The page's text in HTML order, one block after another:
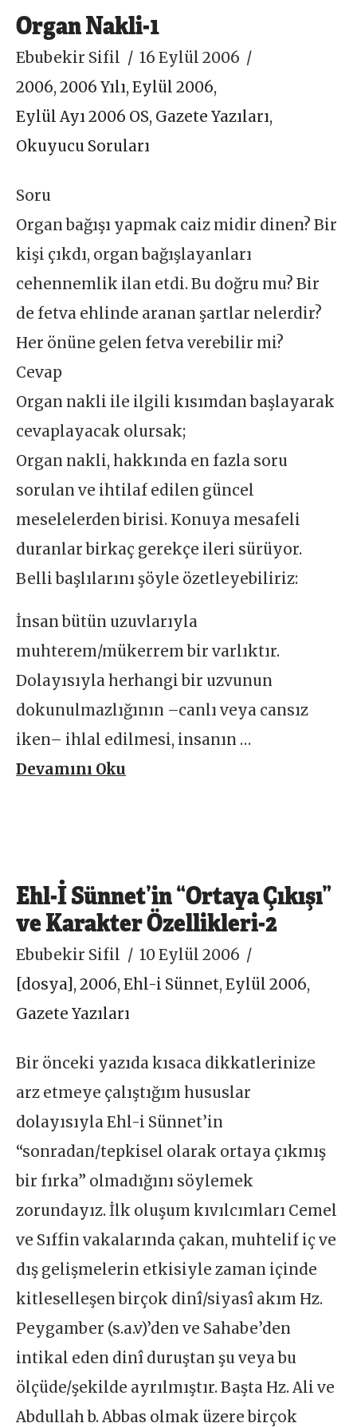
Organ Nakli-1
Ebubekir Sifil
16 Eylül 2006
2006,2006 Yılı,Eylül 2006,
Eylül Ayı 2006 OS, Gazete Yazıları,
Okuyucu Soruları
Soru
Organ bağışı yapmak caiz midir dinen? Bir
kişi çıkdı, organ bağışlayanları
cehennemlik ilan etdi. Bu doğru mu? Bir
de fetva ehlinde aranan şartlar nelerdir?
Her önüne gelen fetva verebilir mi?
Cevap
Organ nakli ile ilgili kısımdan başlayarak
cevaplayacak olursak;
Organ nakli, hakkında en fazla soru
sorulan ve ihtilaf edilen güncel
meselelerden birisi. Konuya mesafeli
duranlar birkaç gerekçe ileri sürüyor.
Belli başlılarını şöyle özetleyebiliriz:
İnsan bütün uzuvlarıyla
muhterem/mükerrem bir varlıktır.
Dolayısıyla herhangi bir uzvunun
dokunulmazlığının –canlı veya cansız
iken– ihlal edilmesi, insanın …
Devamını Oku
Ehl-İ Sünnet’in “Ortaya Çıkışı”
ve Karakter Özellikleri-2
Ebubekir Sifil
10 Eylül 2006
[dosya] ,2006,Ehl-i Sünnet,Eylül 2006,
Gazete Yazıları
Bir önceki yazıda kısaca dikkatlerinize
arz etmeye çalıştığım hususlar
dolayısıyla Ehl-i Sünnet’in
“sonradan/tepkisel olarak ortaya çıkmış
bir fırka” olmadığını söylemek
zorundayız. İlk oluşum kıvılcımları Cemel
ve Sıffin vakalarında çakan, muhtelif iç ve
dış gelişmelerin etkisiyle zaman içinde
kitleselleşen birçok dinî/siyasî akım Hz.
Peygamber (s.a.v)’den ve Sahabe’den
intikal eden dinî duruştan şu veya bu
ölçüde/şekilde ayrılmıştır. Başta Hz. Ali ve
Abdullah b. Abbas olmak üzere birçok